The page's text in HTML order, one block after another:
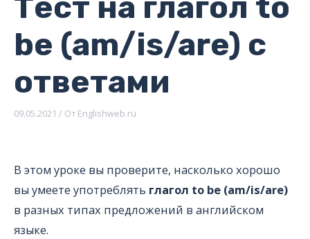
be (am/is/are) с
ответами
09.05.2021 / От Englishweb.ru
В этом уроке вы проверите, насколько хорошо
вы умеете употреблять глагол to be (am/is/are)
в разных типах предложений в английском
языке.